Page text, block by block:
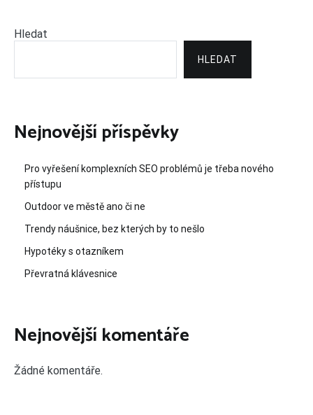
Hledat
HLEDAT
Nejnovější příspěvky
Pro vyřešení komplexních SEO problémů je třeba nového
přístupu
Outdoor ve městě ano či ne
Trendy náušnice, bez kterých by to nešlo
Hypotéky s otazníkem
Převratná klávesnice
Nejnovější komentáře
Žádné komentáře.